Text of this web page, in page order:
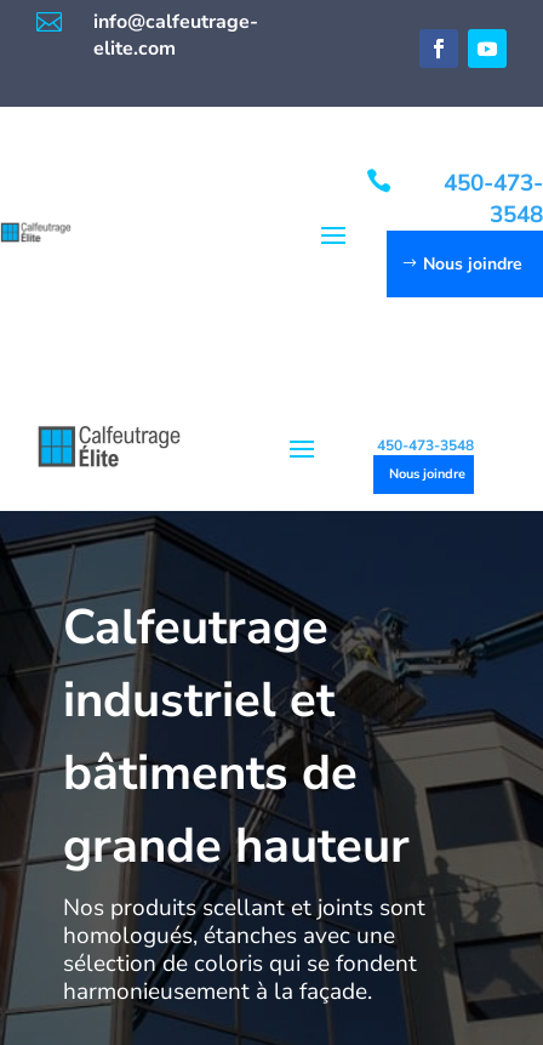

info@calfeutrage-
elite.com

450-473-
3548
Nous joindre
450-473-3548
Nous joindre
Calfeutrage
industriel et
bâtiments de
grande hauteur
Nos produits scellant et joints sont
homologués, étanches avec une
sélection de coloris qui se fondent
harmonieusement à la façade.